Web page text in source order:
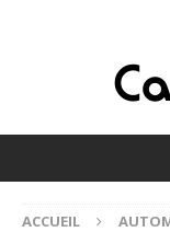
ACCUEIL